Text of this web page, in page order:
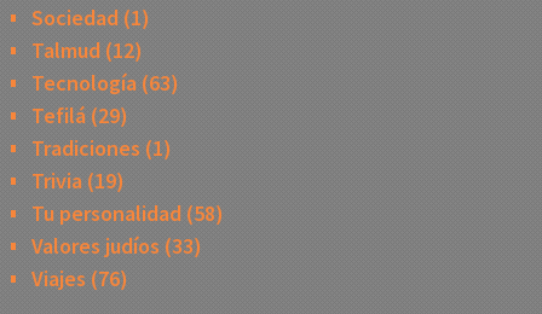
Sociedad(1)
Talmud (12)
Tecnología(63)
Tefilá(29)
Tradiciones (1)
Trivia(19)
Tu personalidad(58)
Valores judíos (33)
Viajes (76)